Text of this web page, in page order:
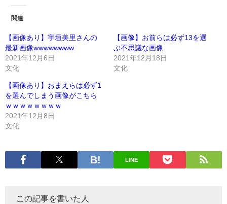
関連
【画像あり】宇垣美里さんの
最新画像wwwwwwww
2021年12月6日
文化
【画像】お前らは必ず13を選
ぶ不思議な画像
2021年12月18日
文化
【画像あり】おまえらは必ず1
を選んでしまう画像がこちら
ｗｗｗｗｗｗｗｗ
2021年12月8日
文化
LINE
この記事を書いた人